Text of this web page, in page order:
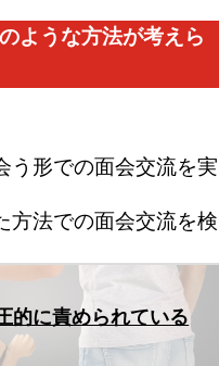
ような方法が考えら
う形での面会交流を実
方法での面会交流を検
的に責められている